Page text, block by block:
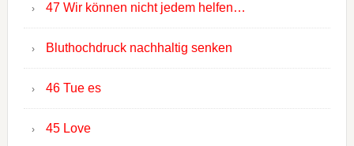
47 Wir können nicht jedem helfen…
Bluthochdruck nachhaltig senken
46 Tue es
45 Love